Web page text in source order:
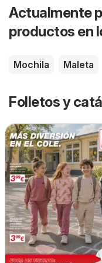
Actualmente
productos en
Mochila Maleta
Folletos y